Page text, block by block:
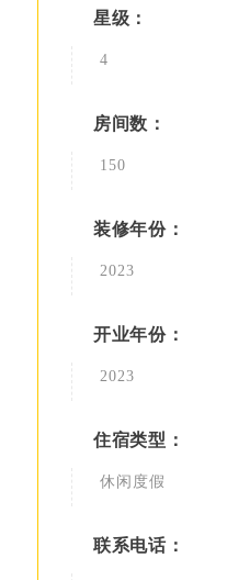
星级：
4
房间数：
150
装修年份：
2023
开业年份：
2023
住宿类型：
休闲度假
联系电话：